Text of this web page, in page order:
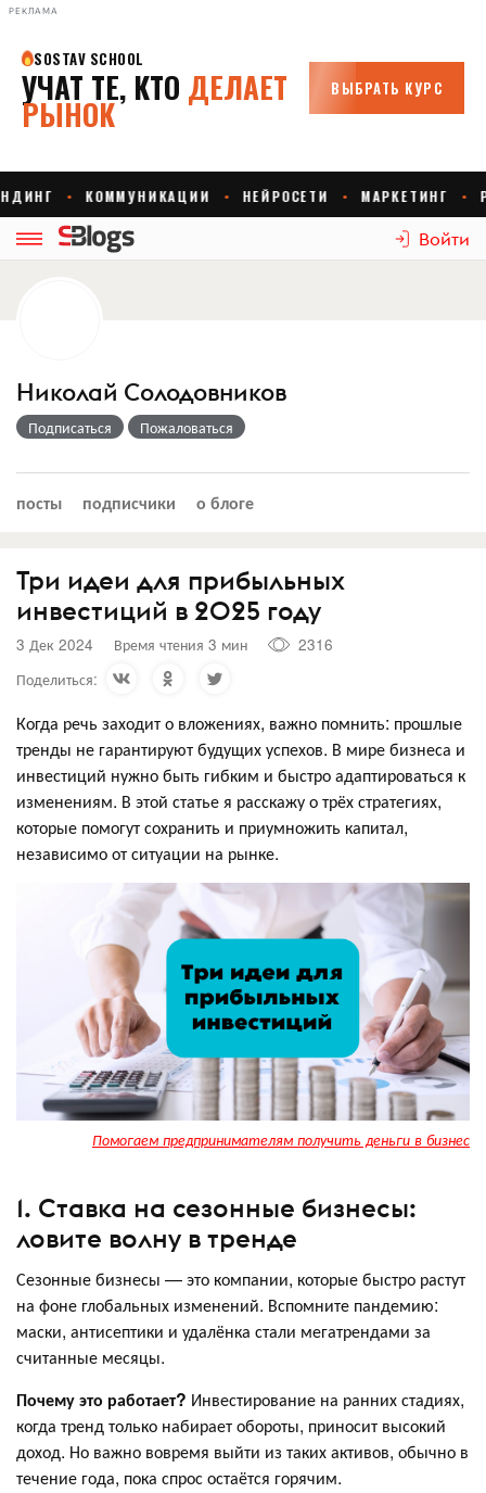
РЕКЛАМА
Войти
Николай Солодовников
Подписаться Пожаловаться
посты подписчики о блоге
Три идеи для прибыльных
инвестиций в 2025 году
3 Дек 2024 Время чтения 3 мин
2316
Поделиться:
Когда речь заходит о вложениях, важно помнить: прошлые
тренды не гарантируют будущих успехов. В мире бизнеса и
инвестиций нужно быть гибким и быстро адаптироваться к
изменениям. В этой статье я расскажу о трёх стратегиях,
которые помогут сохранить и приумножить капитал,
независимо от ситуации на рынке.
Помогаем предпринимателям получить деньги в бизнес
1. Ставка на сезонные бизнесы:
ловите волну в тренде
Сезонные бизнесы — это компании, которые быстро растут
на фоне глобальных изменений. Вспомните пандемию:
маски, антисептики и удалёнка стали мегатрендами за
считанные месяцы.
Почему это работает? Инвестирование на ранних стадиях,
когда тренд только набирает обороты, приносит высокий
доход. Но важно вовремя выйти из таких активов, обычно в
течение года, пока спрос остаётся горячим.